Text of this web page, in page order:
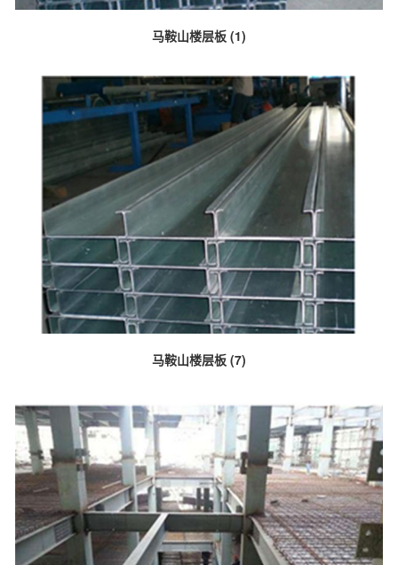
马鞍山楼层板 (1)
马鞍山楼层板 (7)